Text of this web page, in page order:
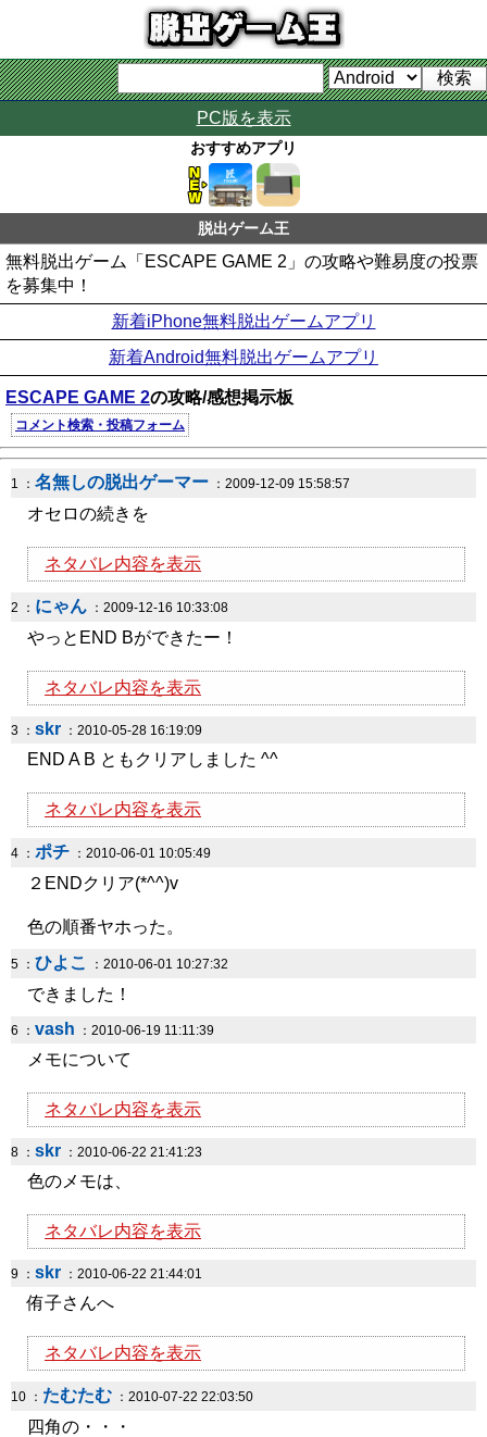
PC版を表示
おすすめアプリ
脱出ゲーム王
無料脱出ゲーム「ESCAPE GAME 2」の攻略や難易度の投票
を募集中！
新着iPhone無料脱出ゲームアプリ
新着Android無料脱出ゲームアプリ
ESCAPE GAME 2の攻略/感想掲示板
コメント検索・投稿フォーム
1 ： 名無しの脱出ゲーマー ：2009-12-09 15:58:57
オセロの続きを
ネタバレ内容を表示
2 ： にゃん ：2009-12-16 10:33:08
やっとEND Bができたー！
ネタバレ内容を表示
3 ： skr ：2010-05-28 16:19:09
END A B ともクリアしました ^^
ネタバレ内容を表示
4 ： ポチ ：2010-06-01 10:05:49
２ENDクリア(*^^)v
色の順番ヤホった。
5 ： ひよこ ：2010-06-01 10:27:32
できました！
6 ： vash ：2010-06-19 11:11:39
メモについて
ネタバレ内容を表示
8 ： skr ：2010-06-22 21:41:23
色のメモは、
ネタバレ内容を表示
9 ： skr ：2010-06-22 21:44:01
侑子さんへ
ネタバレ内容を表示
10 ： たむたむ ：2010-07-22 22:03:50
四角の・・・